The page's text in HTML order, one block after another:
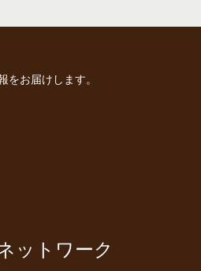
をお届けします。
ットワーク